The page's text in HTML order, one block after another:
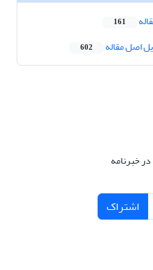
161
اصل مقاله 602
خبرنامه
اشتراک